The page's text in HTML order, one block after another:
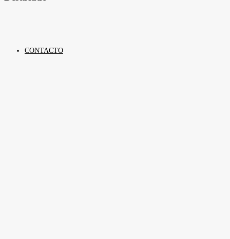
CONTACTO